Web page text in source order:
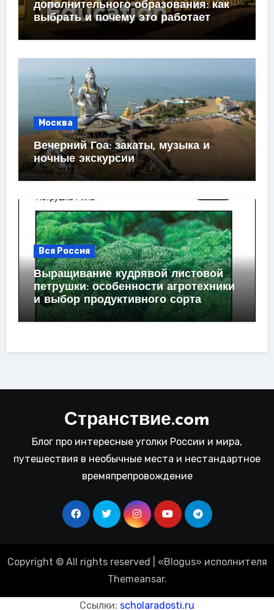
дополнительного образования: как
выбрать и почему это работает
Москва
Вечерний Гоа: закаты, музыка и
ночные экскурсии
Вся Россия
Выращивание кудрявой листовой
петрушки: особенности агротехники
и выбор продуктивного сорта
Странствие.com
Блог про интересные уголки России и мира,
путешествия в необычные места и нестандартное
времяпрепровождение
Copyright © All rights reserved «Blogus» исполнителя
Themeansar.
Ссылки: scholaradosti.ru